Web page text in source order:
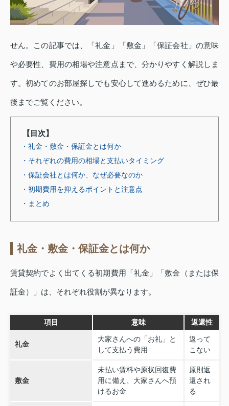
せん。この記事では、「礼金」「敷金」「保証会社」の意味
や必要性、費用の相場や注意点まで、分かりやすく解説しま
す。初めてのお部屋探しでも安心して進めるために、ぜひ最
後までご覧ください。
【目次】
・礼金・敷金・保証金とは何か
・それぞれの費用の相場と支払いタイミング
・保証会社とは何か、なぜ必要なのか
・初期費用を抑えるポイントと注意点
・まとめ
礼金・敷金・保証金とは何か
賃貸契約でよく出てくる初期費用「礼金」「敷金（または保
証金）」は、それぞれ役割が異なります。
項目 意味 返還性
礼金
大家さんへの「お礼」と
して支払う費用
返って
こない
敷金
未払い賃料や原状回復費
用に備え、大家さんへ預
けるお金
原則返
還され
る